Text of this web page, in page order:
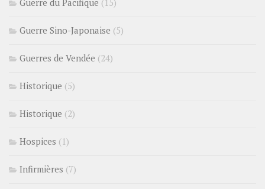
Guerre Sino-Japonaise (5)
Guerres de Vendée (24)
Historique (5)
Historique (2)
Hospices (1)
Infirmières (7)